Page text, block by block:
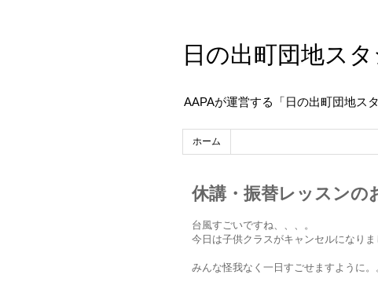
日の出町団地ス
AAPAが運営する「日の出町団地ス
ホーム
休講・振替レッスンの
台風すごいですね、、、。
今日は子供クラスがキャンセルになりま
みんな怪我なく一日すごせますように。